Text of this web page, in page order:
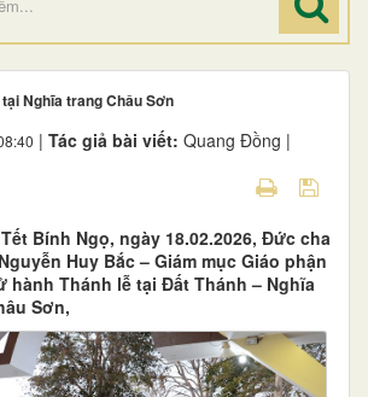
Nghĩa trang Châu Sơn
| Tác giả bài viết: Quang Đồng |
Bính Ngọ, ngày 18.02.2026, Đức cha
Huy Bắc – Giám mục Giáo phận
hành Thánh lễ tại Đất Thánh – Nghĩa
Sơn,